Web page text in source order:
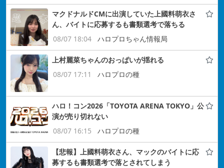
マクドナルドCMに出演していた上國料萌衣さ
ん、バイトに応募するも書類選考で落ちる
08/07 18:04
ハロプロちゃん情報局
上村麗菜ちゃんのおっぱいが揺れる
08/07 17:11
ハロプロの種
ハロ！コン2026「TOYOTA ARENA TOKYO」公
演が売り切れない
08/07 16:15
ハロプロの種
【悲報】上國料萌衣さん、マックのバイトに応
募するも書類選考で落とされてしまう